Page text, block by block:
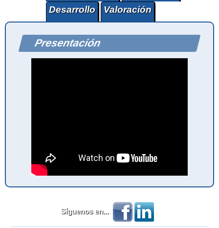
Desarrollo
Valoración
Presentación
Síguenos en...